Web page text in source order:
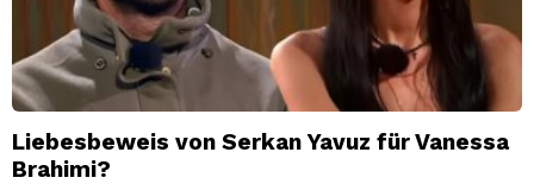
Liebesbeweis von Serkan Yavuz für Vanessa
Brahimi?